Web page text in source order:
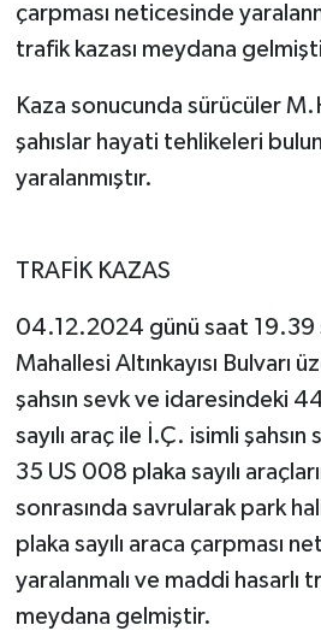
çarpması neticesinde
trafik kazası meydana
Kaza sonucunda sürücüler
şahıslar hayati tehlikeleri
yaralanmıştır.
TRAFİK KAZAS
04.12.2024 günü saat 19.39
Mahallesi Altınkayısı Bulvarı
şahsın sevk ve idaresindeki
sayılı araç ile İ.Ç. isimli
35 US 008 plaka sayılı
sonrasında savrularak park
plaka sayılı araca çarpması
yaralanmalı ve maddi hasarlı
meydana gelmiştir.